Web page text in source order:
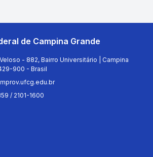
de Campina Grande
- 882, Bairro Universitário | Campina
900 - Brasil
/ 2101-1600